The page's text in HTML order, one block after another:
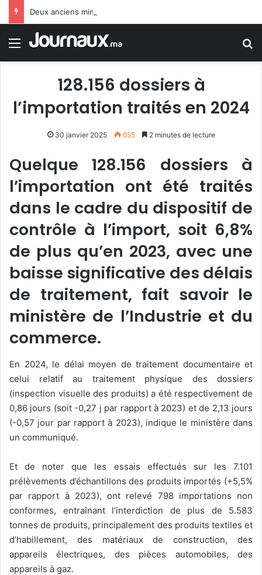
Menu
128.156 dossiers à
l’importation traités en 2024
30 janvier 2025 655 2 minutes de lecture
Quelque 128.156 dossiers à
l’importation ont été traités
dans le cadre du dispositif de
contrôle à l’import, soit 6,8%
de plus qu’en 2023, avec une
baisse significative des délais
de traitement, fait savoir le
ministère de l’Industrie et du
commerce.
En 2024, le délai moyen de traitement documentaire et
celui relatif au traitement physique des dossiers
(inspection visuelle des produits) a été respectivement de
0,86 jours (soit -0,27 j par rapport à 2023) et de 2,13 jours
(-0,57 jour par rapport à 2023), indique le ministère dans
un communiqué.
Et de noter que les essais effectués sur les 7.101
prélèvements d’échantillons des produits importés (+5,5%
par rapport à 2023), ont relevé 798 importations non
conformes, entraînant l’interdiction de plus de 5.583
tonnes de produits, principalement des produits textiles et
d’habillement, des matériaux de construction, des
appareils électriques, des pièces automobiles, des
appareils à gaz.